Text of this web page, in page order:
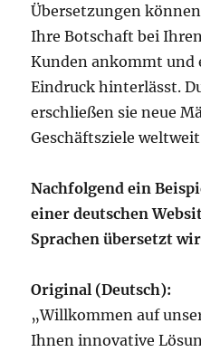
Übersetzungen
Ihre Botschaft bei
Kunden ankommt und
Eindruck hinterlässt.
erschließen sie neue
Geschäftsziele
Nachfolgend ein
einer deutschen
Sprachen übersetzt
Original (Deutsch):
„Willkommen auf
Ihnen innovative